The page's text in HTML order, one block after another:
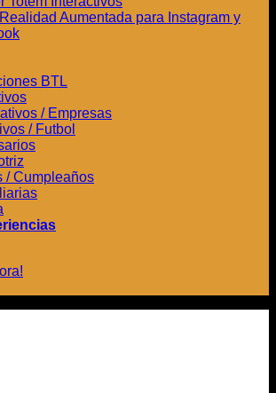
Aumentada para Instagram y
BTL
/ Empresas
/ Futbol
/ Cumpleaños